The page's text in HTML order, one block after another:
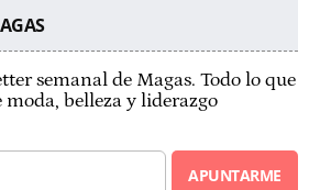
semanal de Magas. Todo lo que
moda, belleza y liderazgo
APUNTARME